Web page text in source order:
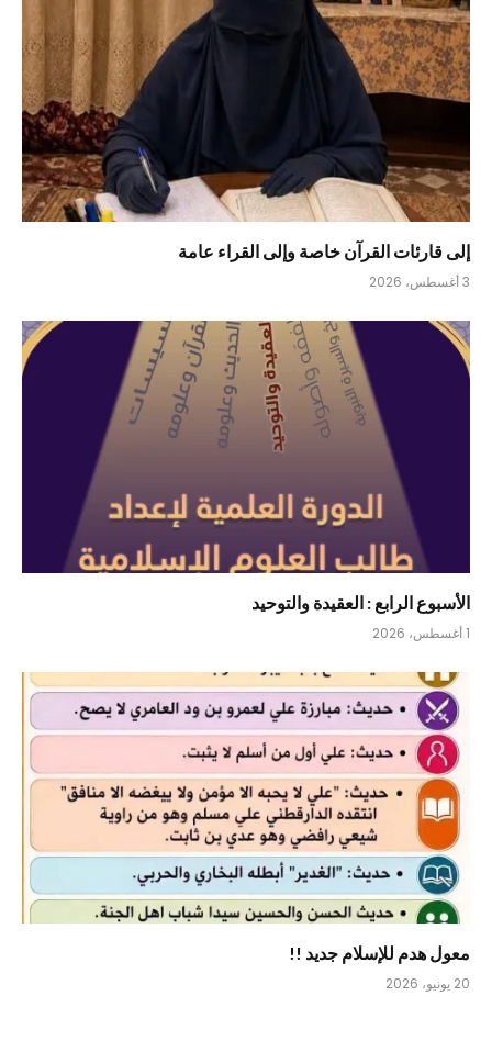
إلى قارئات القرآن خاصة وإلى القراء عامة
3 أغسطس، 2026
الأسبوع الرابع : العقيدة والتوحيد
1 أغسطس، 2026
معول هدم للإسلام جديد !!
20 يونيو، 2026